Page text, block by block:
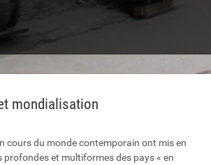
mondialisation
cours du monde contemporain ont mis en
profondes et multiformes des pays « en